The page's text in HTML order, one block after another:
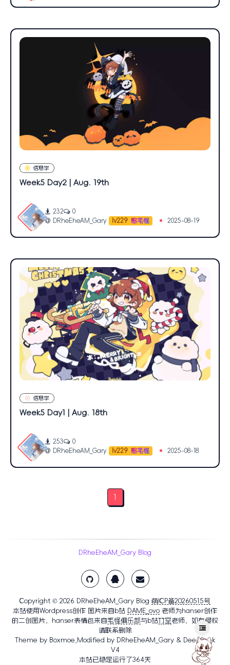
信息学
Week5 Day2 | Aug. 19th
232
0
DRheEheAM_Gary
lv229 憨毛怪 2025-08-19
信息学
Week5 Day1 | Aug. 18th
253
0
DRheEheAM_Gary
lv229 憨毛怪 2025-08-18
DRheEheAM_Gary Blog
Copyright © 2026 DRheEheAM_Gary Blog 萌ICP备20260515号
本站使用Wordpress创作 图片来自b站 DAME_ovo 老师为hanser创作
的二创图片，hanser表情包来自毛怪俱乐部与b站竹空老师，如有侵权
请联系删除
Theme by Boxmoe ,Modified by DRheEheAM_Gary & DeepSeek
V4
本站已稳定运行了364天